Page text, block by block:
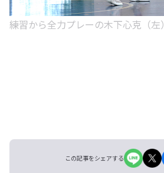
練習から全力プレーの木下心克（左）
この記事をシェアする